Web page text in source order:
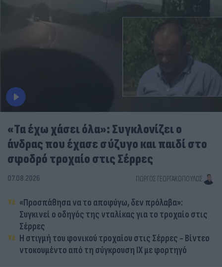
«Τα έχω χάσει όλα»: Συγκλονίζει ο
άνδρας που έχασε σύζυγο και παιδί στο
σφοδρό τροχαίο στις Σέρρες
07.08.2026 ΓΙΏΡΓΟΣ ΓΕΩΡΓΑΚΌΠΟΥΛΟΣ
«Προσπάθησα να το αποφύγω, δεν πρόλαβα»:
Συγκινεί ο οδηγός της νταλίκας για το τροχαίο στις
Σέρρες
Η στιγμή του φονικού τροχαίου στις Σέρρες - Βίντεο
ντοκουμέντο από τη σύγκρουση ΙΧ με φορτηγό